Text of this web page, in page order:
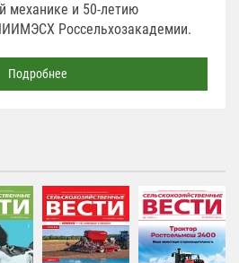
механике и 50-летию
Россельхозакадемии.
Подробнее